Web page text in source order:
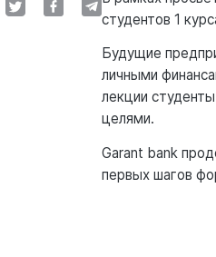
студентов 1
Будущие
личными
лекции
целями.
Garant bank
первых шагов